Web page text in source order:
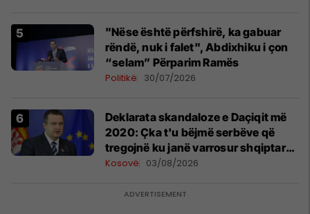
"Nëse është përfshirë, ka gabuar
rëndë, nuk i falet", Abdixhiku i çon
“selam” Përparim Ramës
Politikë 30/07/2026
​Deklarata skandaloze e Daçiqit më
2020: Çka t'u bëjmë serbëve që
tregojnë ku janë varrosur shqiptarët
në Serbi
Kosovë 03/08/2026